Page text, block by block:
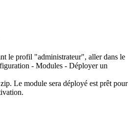
le profil "administrateur", aller dans le
- Modules - Déployer un
Le module sera déployé est prêt pour